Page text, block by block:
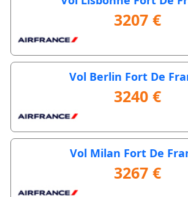
3207 €
Vol Berlin Fort De
3240 €
Vol Milan Fort De
3267 €